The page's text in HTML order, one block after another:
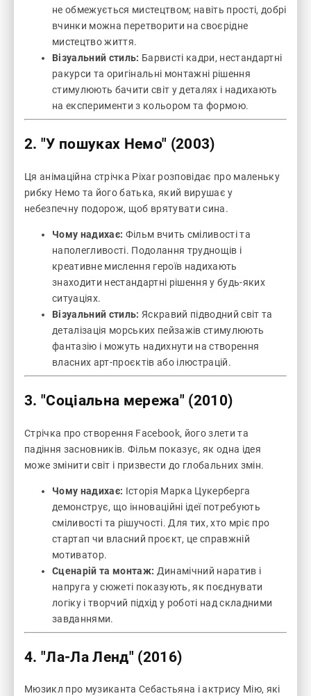
не обмежується мистецтвом; навіть прості, добрі
вчинки можна перетворити на своєрідне
мистецтво життя.
Візуальний стиль: Барвисті кадри, нестандартні
ракурси та оригінальні монтажні рішення
стимулюють бачити світ у деталях і надихають
на експерименти з кольором та формою.
2. "У пошуках Немо" (2003)
Ця анімаційна стрічка Pixar розповідає про маленьку
рибку Немо та його батька, який вирушає у
небезпечну подорож, щоб врятувати сина.
Чому надихає: Фільм вчить сміливості та
наполегливості. Подолання труднощів і
креативне мислення героїв надихають
знаходити нестандартні рішення у будь-яких
ситуаціях.
Візуальний стиль: Яскравий підводний світ та
деталізація морських пейзажів стимулюють
фантазію і можуть надихнути на створення
власних арт-проєктів або ілюстрацій.
3. "Соціальна мережа" (2010)
Стрічка про створення Facebook, його злети та
падіння засновників. Фільм показує, як одна ідея
може змінити світ і призвести до глобальних змін.
Чому надихає: Історія Марка Цукерберга
демонструє, що інноваційні ідеї потребують
сміливості та рішучості. Для тих, хто мріє про
стартап чи власний проєкт, це справжній
мотиватор.
Сценарій та монтаж: Динамічний наратив і
напруга у сюжеті показують, як поєднувати
логіку і творчий підхід у роботі над складними
завданнями.
4. "Ла-Ла Ленд" (2016)
Мюзикл про музиканта Себастьяна і актрису Мію, які